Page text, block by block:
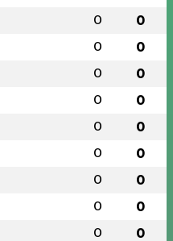
0 0
0 0
0 0
0 0
0 0
0 0
0 0
0 0
0 0